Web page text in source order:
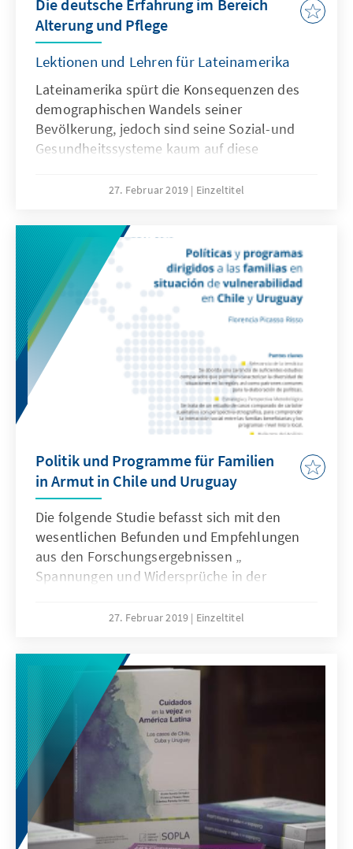
Die deutsche Erfahrung im Bereich
Alterung und Pflege
Lektionen und Lehren für Lateinamerika
Lateinamerika spürt die Konsequenzen des
demographischen Wandels seiner
Bevölkerung, jedoch sind seine Sozial-und
Gesundheitssysteme kaum auf diese
Gegenzug ist Vorreiter eines Pensionssystems,
folgende Dokument erläutert kurz das
deutsche Pflegesystem und beabsichtigt
Lehren aus der deutschen Erfahrung zu
ziehen, um die Alterungsprozesse in
Lateinamerika erfolgreich zu bewältigen.
27. Februar 2019 Einzeltitel
Politik und Programme für Familien
in Armut in Chile und Uruguay
Die folgende Studie befasst sich mit den
wesentlichen Befunden und Empfehlungen
aus den Forschungsergebnissen „
Spannungen und Widersprüche in der
Empfänger/-n/-innen“. Es werden zwei Fälle
der Fall Chiles und der Fall Uruguays, zwei
Länder mit unterschiedlichen Sozialsystemen.
Chile ist marktwirtschaftlich ausgerichtet,
während Uruguay sich staatlich
protektionistisch orientiert bzw. einem
„Hybrid-System“ folgt. Trotz dessen gibt es
Gemeinsamkeiten bezüglich der
Sozialprogramme beider Länder, welche sich
an Familien in Armut richten.
27. Februar 2019 Einzeltitel